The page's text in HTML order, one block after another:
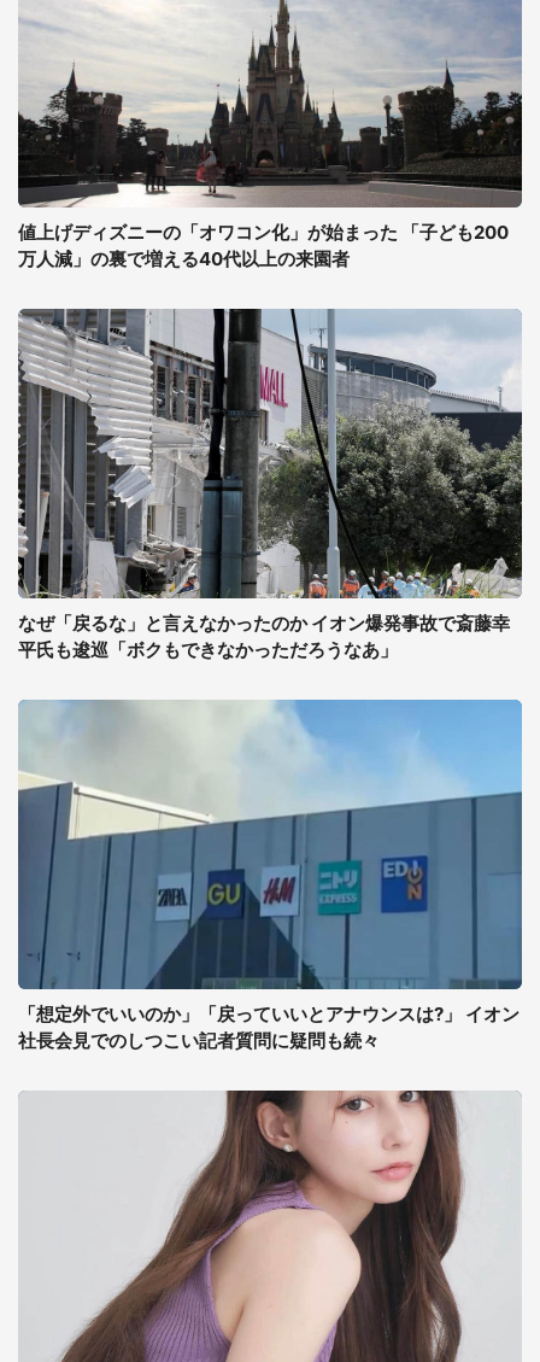
値上げディズニーの「オワコン化」が始まった 「子ども200
万人減」の裏で増える40代以上の来園者
なぜ「戻るな」と言えなかったのか イオン爆発事故で斎藤幸
平氏も逡巡「ボクもできなかっただろうなあ」
「想定外でいいのか」「戻っていいとアナウンスは?」 イオン
社長会見でのしつこい記者質問に疑問も続々